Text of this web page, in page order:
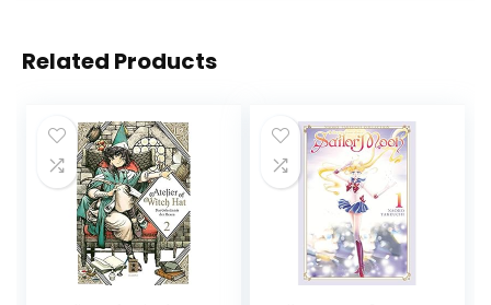
Related Products